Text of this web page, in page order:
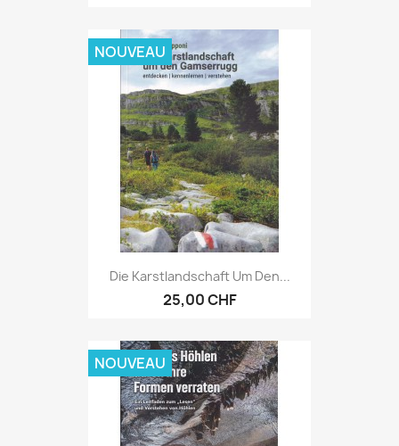
Die Karstlandschaft Um Den...
25,00 CHF
NOUVEAU
NOUVEAU